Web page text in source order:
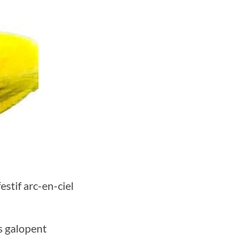
arc-en-ciel
galopent